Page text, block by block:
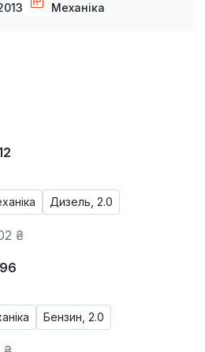
Механіка
Дизель, 2.0
₴
Бензин, 2.0